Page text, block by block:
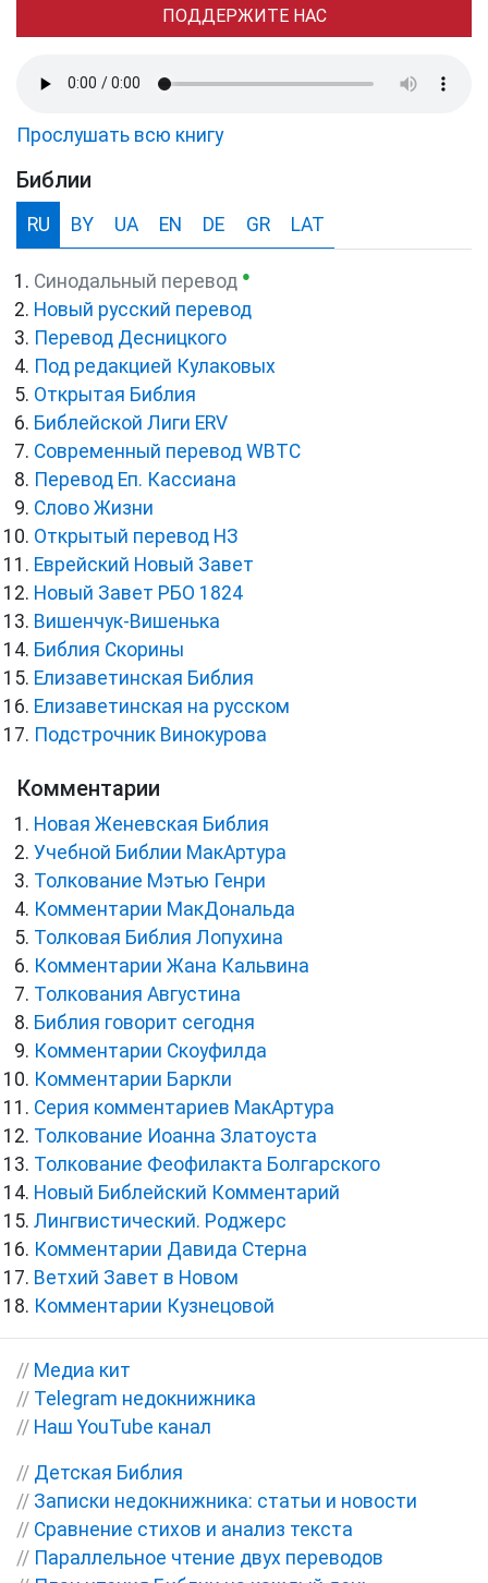
ПОДДЕРЖИТЕ НАС
Прослушать всю книгу
Библии
RU BY UA EN DE GR LAT
Синодальный перевод ●
Новый русский перевод
Перевод Десницкого
Под редакцией Кулаковых
Открытая Библия
Библейской Лиги ERV
Cовременный перевод WBTC
Перевод Еп. Кассиана
Слово Жизни
Открытый перевод НЗ
Еврейский Новый Завет
Новый Завет РБО 1824
Вишенчук-Вишенька
Библия Скорины
Елизаветинская Библия
Елизаветинская на русском
Подстрочник Винокурова
Комментарии
Новая Женевская Библия
Учебной Библии МакАртура
Толкование Мэтью Генри
Комментарии МакДональда
Толковая Библия Лопухина
Комментарии Жана Кальвина
Толкования Августина
Библия говорит сегодня
Комментарии Скоуфилда
Комментарии Баркли
Серия комментариев МакАртура
Толкование Иоанна Златоуста
Толкование Феофилакта Болгарского
Новый Библейский Комментарий
Лингвистический. Роджерс
Комментарии Давида Стерна
Ветхий Завет в Новом
Комментарии Кузнецовой
// Медиа кит
// Telegram недокнижника
// Наш YouTube канал
// Детская Библия
// Записки недокнижника: статьи и новости
// Сравнение стихов и анализ текста
// Параллельное чтение двух переводов